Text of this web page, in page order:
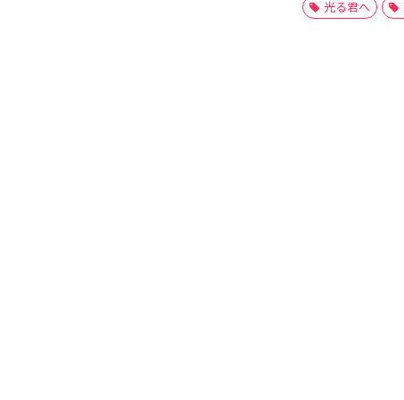
光る君へ